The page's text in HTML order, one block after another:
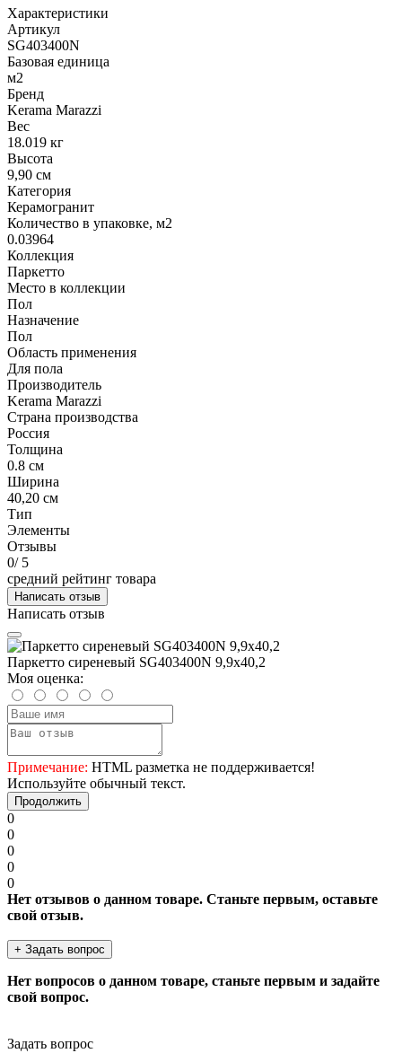
Характеристики
Артикул
SG403400N
Базовая единица
м2
Бренд
Kerama Marazzi
Вес
18.019 кг
Высота
9,90 см
Категория
Керамогранит
Количество в упаковке, м2
0.03964
Коллекция
Паркетто
Место в коллекции
Пол
Назначение
Пол
Область применения
Для пола
Производитель
Kerama Marazzi
Страна производства
Россия
Толщина
0.8 см
Ширина
40,20 см
Тип
Элементы
Отзывы
0/ 5
средний рейтинг товара
Написать отзыв
Написать отзыв
Паркетто сиреневый SG403400N 9,9х40,2
Моя оценка:
Примечание: HTML разметка не поддерживается!
Используйте обычный текст.
Продолжить
0
0
0
0
0
Нет отзывов о данном товаре. Станьте первым, оставьте
свой отзыв.
+ Задать вопрос
Нет вопросов о данном товаре, станьте первым и задайте
свой вопрос.
Задать вопрос